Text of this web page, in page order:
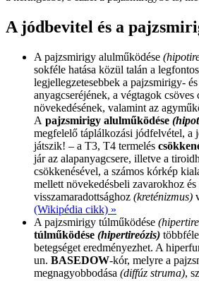
A jódbevitel és a
A pajzsmirigy alulműködése
sokféle hatása közül talán a
legjellegzetesebbek a pajzsmirigy-
anyagcseréjének, a végtagok csöves
növekedésének, valamint az
A pajzsmirigy alulműködése
megfelelő táplálkozási jódfelvétel, a
játszik! – a T3, T4 termelés
jár az alapanyagcsere, illetve a
csökkenésével, a számos kórkép
mellett növekedésbeli zavarokhoz és
visszamaradottsághoz (kreténizmus)
(Wikipédia cikk) »
A pajzsmirigy túlműködése
túlműködése (hipertireózis)
betegséget eredményezhet. A
un. BASEDOW-kór, melyre a
megnagyobbodása (diffúz struma),